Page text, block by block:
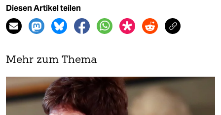
Diesen Artikel teilen
Mehr zum Thema